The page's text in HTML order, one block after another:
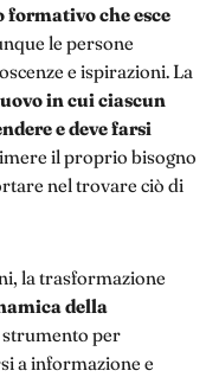
formativo che esce
le persone
e ispirazioni. La
in cui ciascun
e deve farsi
il proprio bisogno
nel trovare ciò di
la trasformazione
della
strumento per
a informazione e